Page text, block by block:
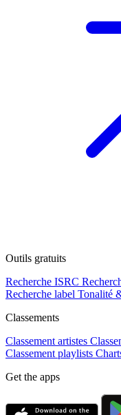
Outils gratuits
Recherche ISRC
Recherche label Tonalité
Classements
Classement artistes
Classement playlists
Get the apps